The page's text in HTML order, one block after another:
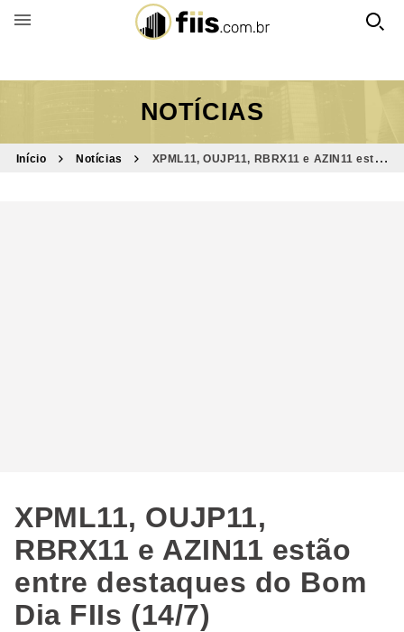
BUSCAR POR FUNDO
NOTÍCIAS
Início Notícias
XPML11, OUJP11, RBRX11 e AZIN11 estão
XPML11, OUJP11,
RBRX11 e AZIN11 estão
entre destaques do Bom
Dia FIIs (14/7)